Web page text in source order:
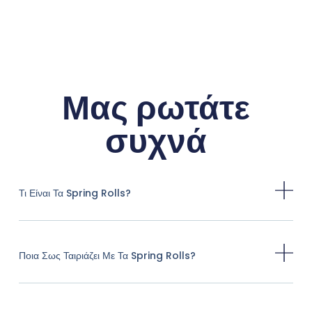
Μας ρωτάτε
συχνά
Τι Είναι Τα Spring Rolls?
Ποια Σως Ταιριάζει Με Τα Spring Rolls?